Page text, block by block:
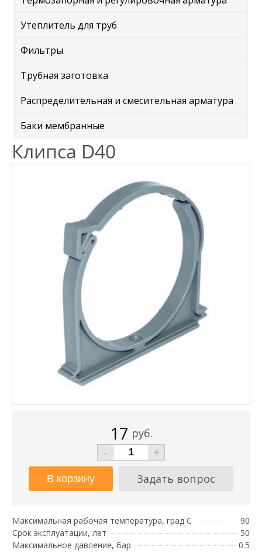
Утеплитель для труб
Фильтры
Трубная заготовка
Распределительная и смесительная арматура
Баки мембранные
Клипса D40
17 руб.
-
+
Задать вопрос
Максимальная рабочая температура, град С
90
Срок эксплуатации, лет
50
Максимальное давление, бар
0.5